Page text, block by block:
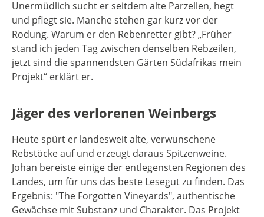
Unermüdlich sucht er seitdem alte Parzellen, hegt
und pflegt sie. Manche stehen gar kurz vor der
Rodung. Warum er den Rebenretter gibt? „Früher
stand ich jeden Tag zwischen denselben Rebzeilen,
jetzt sind die spannendsten Gärten Südafrikas mein
Projekt“ erklärt er.
Jäger des verlorenen Weinbergs
Heute spürt er landesweit alte, verwunschene
Rebstöcke auf und erzeugt daraus Spitzenweine.
Johan bereiste einige der entlegensten Regionen des
Landes, um für uns das beste Lesegut zu finden. Das
Ergebnis: "The Forgotten Vineyards", authentische
Gewächse mit Substanz und Charakter. Das Projekt